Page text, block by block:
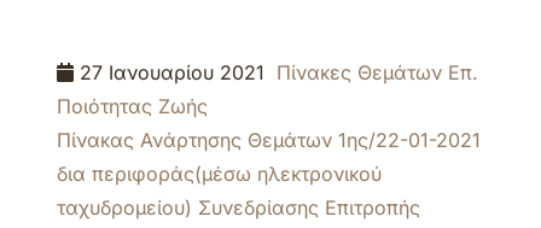
27 Ιανουαρίου 2021 Πίνακες Θεμάτων Επ.
Ποιότητας Ζωής
Πίνακας Ανάρτησης Θεμάτων 1ης/22-01-2021
δια περιφοράς(μέσω ηλεκτρονικού
ταχυδρομείου) Συνεδρίασης Επιτροπής